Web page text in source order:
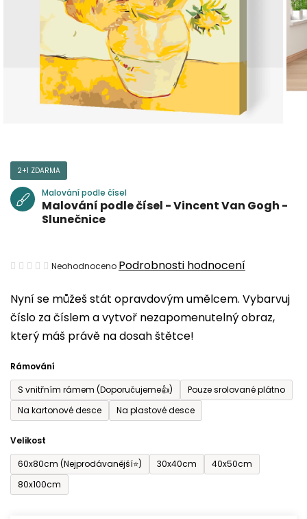
Nyní se můžeš stát opravdovým umělcem. Vybarvuj
číslo za číslem a vytvoř nezapomenutelný obraz,
který máš právě na dosah štětce!
Rámování
S vnitřním rámem (Doporučujeme👍)
Pouze srolované plátno
Na kartonové desce
Na plastové desce
Velikost
60x80cm (Nejprodávanější⭐)
30x40cm
40x50cm
80x100cm
2+1 ZDARMA
Malování podle čísel
Malování podle čísel - Vincent Van Gogh -
Slunečnice
Průměrné
produktu
je
0,0
5
hvězdiček.
Neohodnoceno Podrobnosti hodnocení